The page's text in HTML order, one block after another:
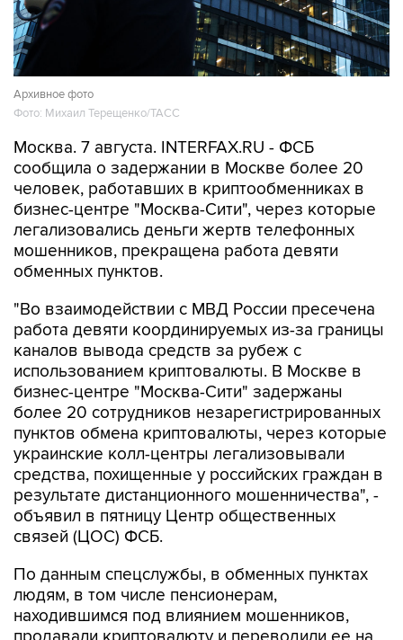
Архивное фото
Фото: Михаил Терещенко/ТАСС
Москва. 7 августа. INTERFAX.RU - ФСБ
сообщила о задержании в Москве более 20
человек, работавших в криптообменниках в
бизнес-центре "Москва-Сити", через которые
легализовались деньги жертв телефонных
мошенников, прекращена работа девяти
обменных пунктов.
"Во взаимодействии с МВД России пресечена
работа девяти координируемых из-за границы
каналов вывода средств за рубеж с
использованием криптовалюты. В Москве в
бизнес-центре "Москва-Сити" задержаны
более 20 сотрудников незарегистрированных
пунктов обмена криптовалюты, через которые
украинские колл-центры легализовывали
средства, похищенные у российских граждан в
результате дистанционного мошенничества", -
объявил в пятницу Центр общественных
связей (ЦОС) ФСБ.
По данным спецслужбы, в обменных пунктах
людям, в том числе пенсионерам,
находившимся под влиянием мошенников,